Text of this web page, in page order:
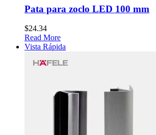
Pata para zoclo LED 100 mm
$24.34
Read More
Vista Rápida